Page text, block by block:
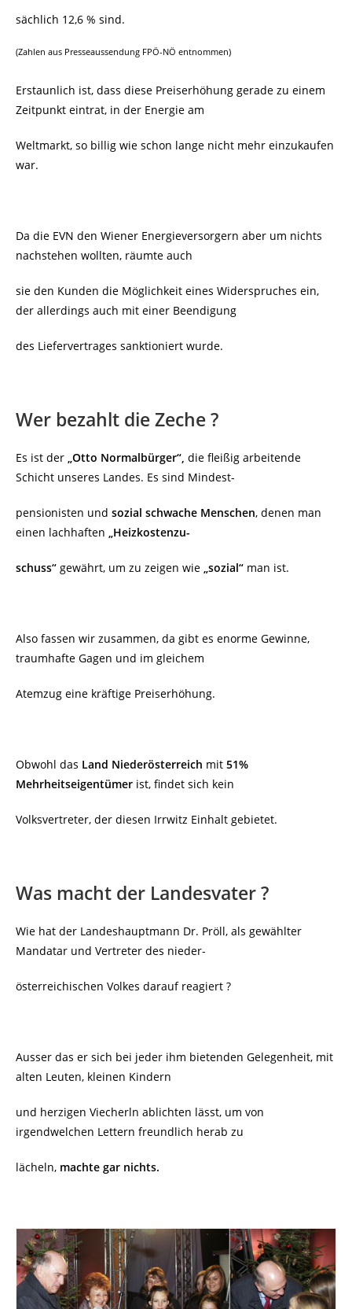
sächlich 12,6 % sind.
(Zahlen aus Presseaussendung FPÖ-NÖ entnommen)
Erstaunlich ist, dass diese Preiserhöhung gerade zu einem
Zeitpunkt eintrat, in der Energie am
Weltmarkt, so billig wie schon lange nicht mehr einzukaufen
war.
Da die EVN den Wiener Energieversorgern aber um nichts
nachstehen wollten, räumte auch
sie den Kunden die Möglichkeit eines Widerspruches ein,
der allerdings auch mit einer Beendigung
des Liefervertrages sanktioniert wurde.
Wer bezahlt die Zeche ?
Es ist der „Otto Normalbürger“, die fleißig arbeitende
Schicht unseres Landes. Es sind Mindest-
pensionisten und sozial schwache Menschen, denen man
einen lachhaften „Heizkostenzu-
schuss“ gewährt, um zu zeigen wie „sozial“ man ist.
Also fassen wir zusammen, da gibt es enorme Gewinne,
traumhafte Gagen und im gleichem
Atemzug eine kräftige Preiserhöhung.
Obwohl das Land Niederösterreich mit 51%
Mehrheitseigentümer ist, findet sich kein
Volksvertreter, der diesen Irrwitz Einhalt gebietet.
Was macht der Landesvater ?
Wie hat der Landeshauptmann Dr. Pröll, als gewählter
Mandatar und Vertreter des nieder-
österreichischen Volkes darauf reagiert ?
Ausser das er sich bei jeder ihm bietenden Gelegenheit, mit
alten Leuten, kleinen Kindern
und herzigen Viecherln ablichten lässt, um von
irgendwelchen Lettern freundlich herab zu
lächeln, machte gar nichts.